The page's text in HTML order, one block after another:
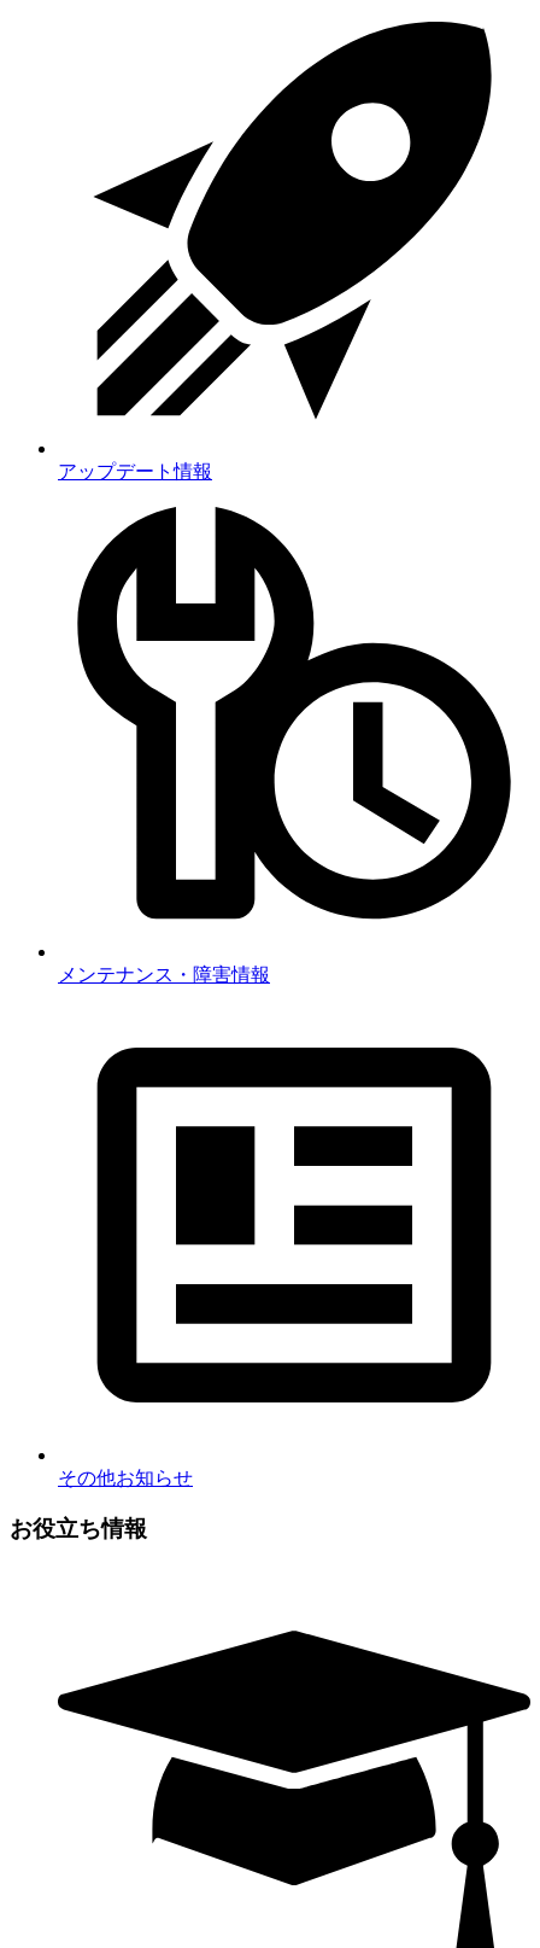
アップデート情報
メンテナンス・障害情報
その他お知らせ
お役立ち情報